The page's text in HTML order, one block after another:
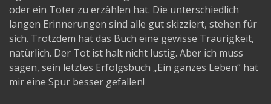
oder ein Toter zu erzählen hat. Die unterschiedlich
langen Erinnerungen sind alle gut skizziert, stehen für
sich. Trotzdem hat das Buch eine gewisse Traurigkeit,
natürlich. Der Tot ist halt nicht lustig. Aber ich muss
sagen, sein letztes Erfolgsbuch „Ein ganzes Leben“ hat
mir eine Spur besser gefallen!